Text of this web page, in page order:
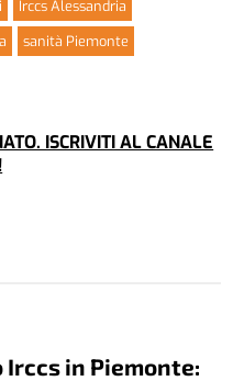
Irccs Alessandria
sanità Piemonte
ISCRIVITI AL CANALE
Irccs in Piemonte: